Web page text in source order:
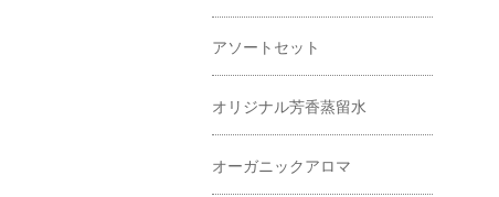
アソートセット
オリジナル芳香蒸留水
オーガニックアロマ